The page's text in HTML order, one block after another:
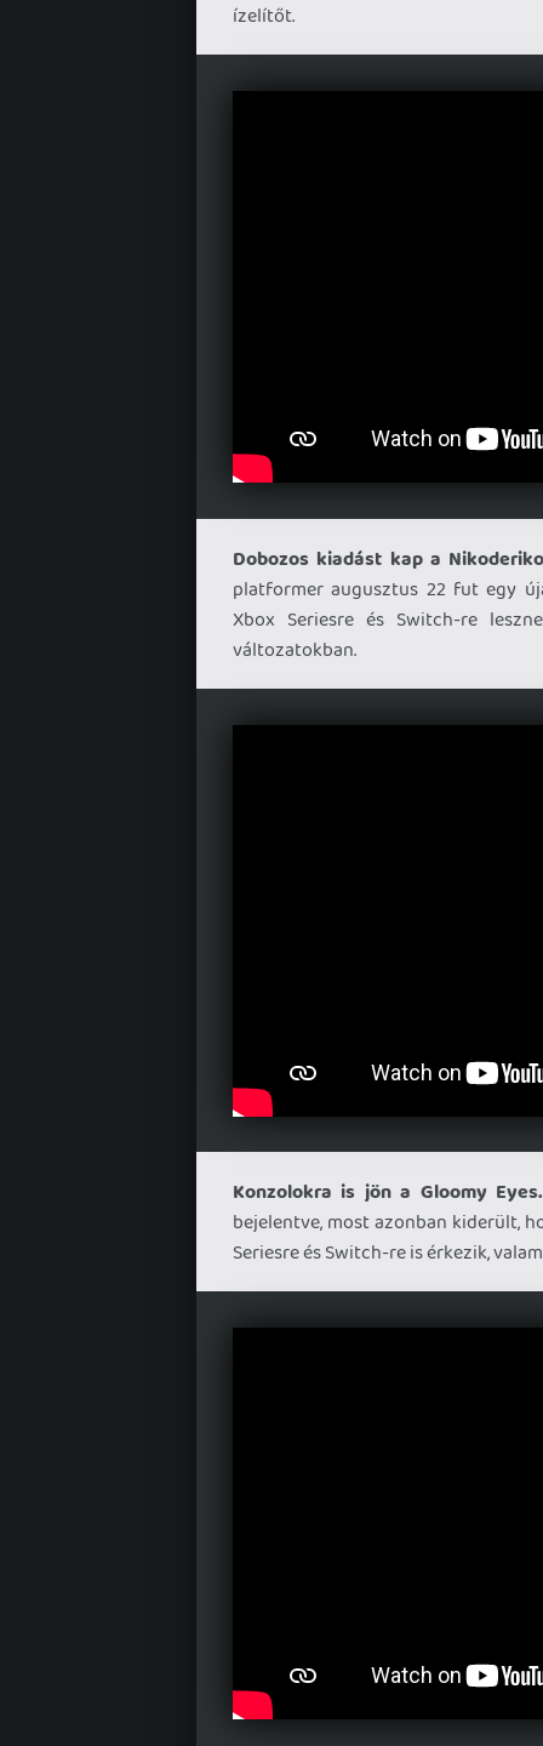
ízelítőt.
Dobozos kiadást kap a
platformer augusztus 22 fut egy
Xbox Seriesre és Switch-re
változatokban.
Konzolokra is jön a Gloomy Eyes.
bejelentve, most azonban kiderült,
Seriesre és Switch-re is érkezik,